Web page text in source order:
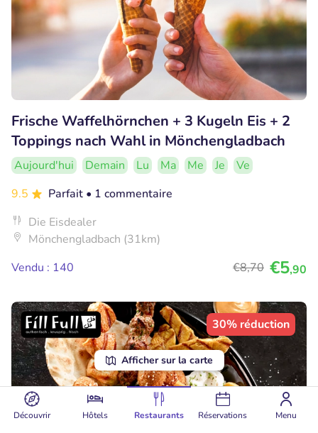
Découvrir Hôtels Restaurants Réservations Menu
Afficher sur la carte
Frische Waffelhörnchen + 3 Kugeln Eis + 2
Toppings nach Wahl in Mönchengladbach
Aujourd'hui Demain Lu Ma Me Je
Ve
9.5
Parfait • 1 commentaire
Die Eisdealer
Mönchengladbach (31km)
Vendu : 140
€8,70 €5,90
30% réduction